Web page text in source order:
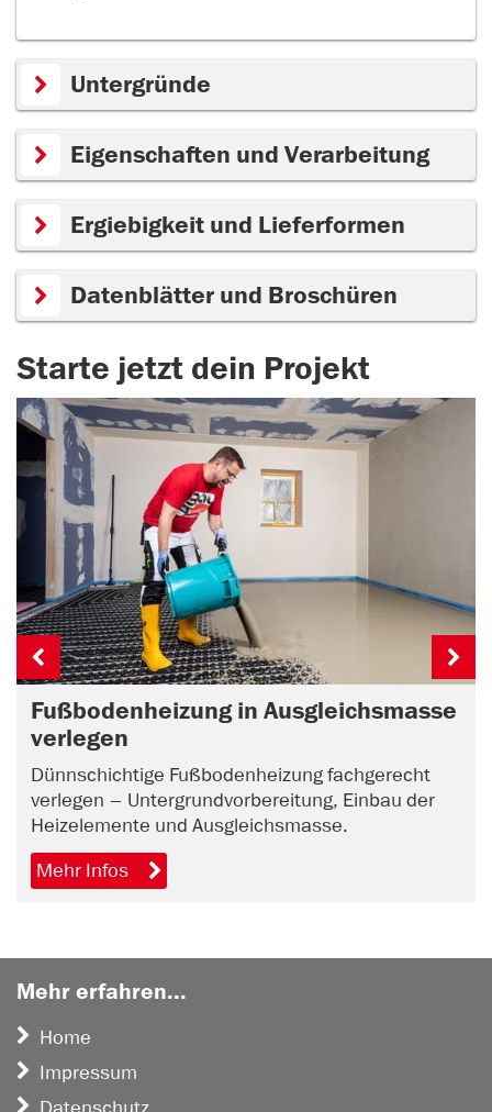
Untergründe
Eigenschaften und Verarbeitung
Ergiebigkeit und Lieferformen
Datenblätter und Broschüren
Starte jetzt dein Projekt
Fußbodenheizung in Ausgleichsmasse
verlegen
Dünnschichtige Fußbodenheizung fachgerecht
verlegen – Untergrundvorbereitung, Einbau der
Heizelemente und Ausgleichsmasse.
Mehr Infos
Mehr erfahren...
Home
Impressum